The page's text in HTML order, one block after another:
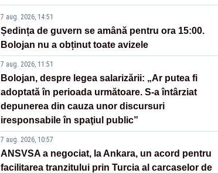
7 aug. 2026, 14:51
Ședința de guvern se amână pentru ora 15:00.
Bolojan nu a obținut toate avizele
7 aug. 2026, 11:51
Bolojan, despre legea salarizării: „Ar putea fi
adoptată în perioada următoare. S-a întârziat
depunerea din cauza unor discursuri
iresponsabile în spaţiul public”
7 aug. 2026, 10:57
ANSVSA a negociat, la Ankara, un acord pentru
facilitarea tranzitului prin Turcia al carcaselor de